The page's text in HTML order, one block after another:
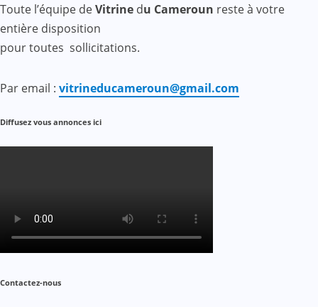
Toute l’équipe deVitrine du Cameroun reste à votre
entière disposition
pour toutes sollicitations.
Par email : vitrineducameroun@gmail.com
Diffusez vous annonces ici
Contactez-nous